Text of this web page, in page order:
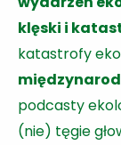
klęski i
katastrofy
podcasty
(nie) tęgie